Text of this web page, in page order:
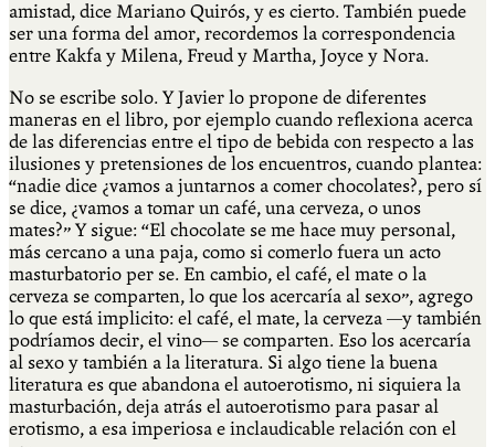
amistad, dice Mariano Quirós, y es cierto. También puede
ser una forma del amor, recordemos la correspondencia
entre Kakfa y Milena, Freud y Martha, Joyce y Nora.
No se escribe solo. Y Javier lo propone de diferentes
maneras en el libro, por ejemplo cuando reflexiona acerca
de las diferencias entre el tipo de bebida con respecto a las
ilusiones y pretensiones de los encuentros, cuando plantea:
“nadie dice ¿vamos a juntarnos a comer chocolates?, pero sí
se dice, ¿vamos a tomar un café, una cerveza, o unos
mates?” Y sigue: “El chocolate se me hace muy personal,
más cercano a una paja, como si comerlo fuera un acto
masturbatorio per se. En cambio, el café, el mate o la
cerveza se comparten, lo que los acercaría al sexo”, agrego
lo que está implicito: el café, el mate, la cerveza —y también
podríamos decir, el vino— se comparten. Eso los acercaría
al sexo y también a la literatura. Si algo tiene la buena
literatura es que abandona el autoerotismo, ni siquiera la
masturbación, deja atrás el autoerotismo para pasar al
erotismo, a esa imperiosa e inclaudicable relación con el